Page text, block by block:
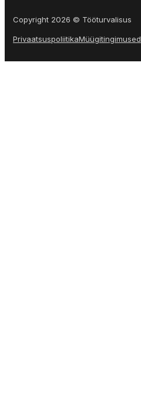
Copyright 2026 © Tööturvalisus
PrivaatsuspoliitikaMüügitingimused